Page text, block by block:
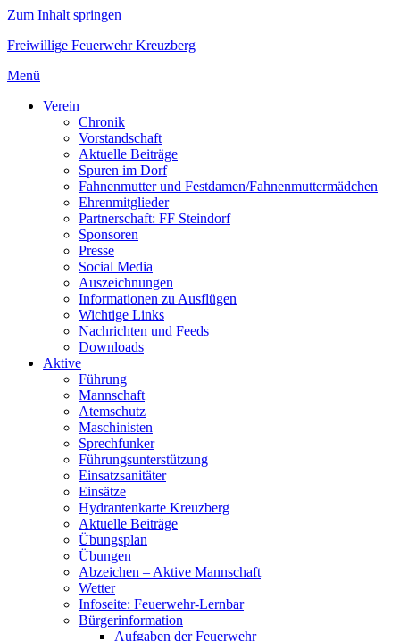
Zum Inhalt springen
Freiwillige Feuerwehr Kreuzberg
Menü
Verein
Chronik
Vorstandschaft
Aktuelle Beiträge
Spuren im Dorf
Fahnenmutter und Festdamen/Fahnenmuttermädchen
Ehrenmitglieder
Partnerschaft: FF Steindorf
Sponsoren
Presse
Social Media
Auszeichnungen
Informationen zu Ausflügen
Wichtige Links
Nachrichten und Feeds
Downloads
Aktive
Führung
Mannschaft
Atemschutz
Maschinisten
Sprechfunker
Führungsunterstützung
Einsatzsanitäter
Einsätze
Hydrantenkarte Kreuzberg
Aktuelle Beiträge
Übungsplan
Übungen
Abzeichen – Aktive Mannschaft
Wetter
Infoseite: Feuerwehr-Lernbar
Bürgerinformation
Aufgaben der Feuerwehr